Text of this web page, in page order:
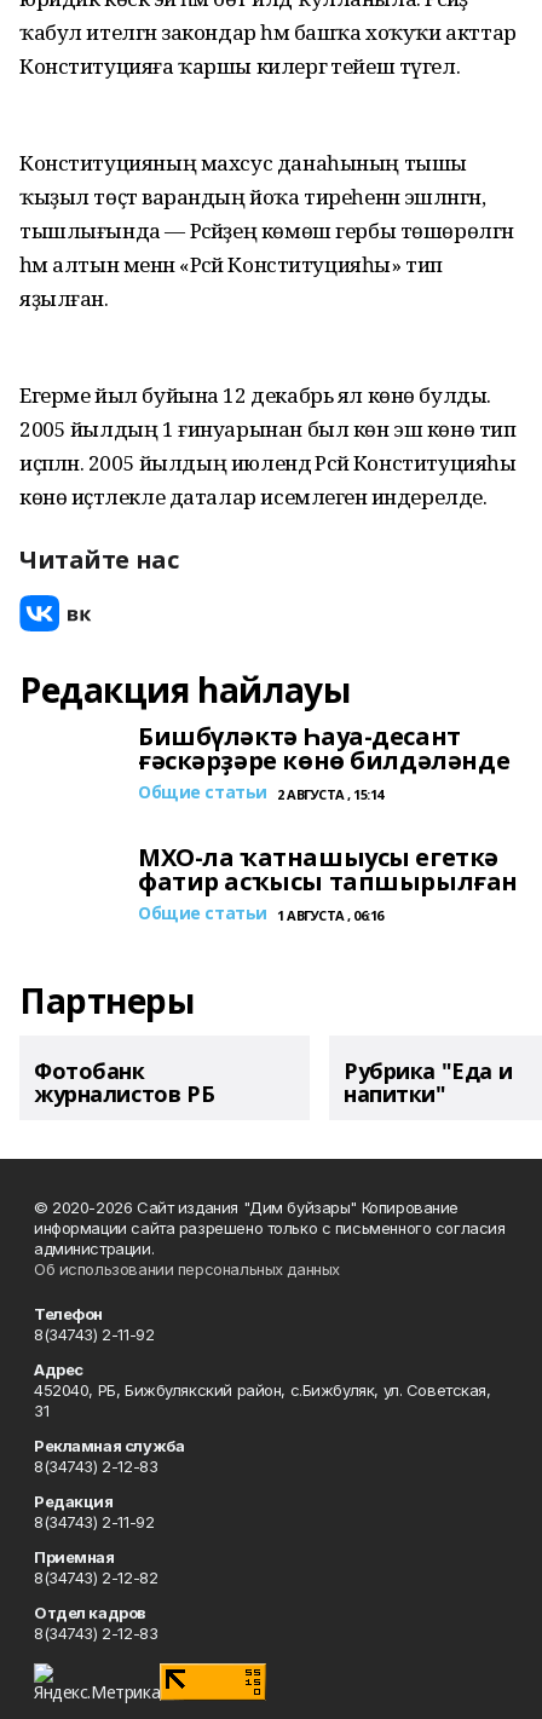
ҡабул ителгән закондар һәм башҡа хоҡуҡи акттар
Конституцияға ҡаршы килергә тейеш түгел.
Конституцияның махсус данаһының тышы
ҡыҙыл төҫтә варандың йоҡа тиреһенән эшләнгән,
тышлығында — Рәсәйҙең көмөш гербы төшөрөлгән
һәм алтын менән «Рәсәй Конституцияһы» тип
яҙылған.
Егерме йыл буйына 12 декабрь ял көнө булды.
2005 йылдың 1 ғинуарынан был көн эш көнө тип
иҫәпләнә. 2005 йылдың июлендә Рәсәй Конституцияһы
көнө иҫтәлекле даталар исемлегенә индерелде.
Читайте нас
Редакция һайлауы
Бишбүләктә Һауа-десант
ғәскәрҙәре көнө билдәләнде
Общие статьи 2 АВГУСТА , 15:14
МХО-ла ҡатнашыусы егеткә
фатир асҡысы тапшырылған
Общие статьи 1 АВГУСТА , 06:16
Партнеры
Фотобанк
журналистов РБ
Рубрика "Еда и
напитки"
© 2020-2026 Сайт издания "Дим буйзары" Копирование
информации сайта разрешено только с письменного согласия
администрации.
Об использовании персональных данных
Телефон
8(34743) 2-11-92
Адрес
452040, РБ, Бижбулякский район, с.Бижбуляк, ул. Советская,
31
Рекламная служба
8(34743) 2-12-83
Редакция
8(34743) 2-11-92
Приемная
8(34743) 2-12-82
Отдел кадров
8(34743) 2-12-83